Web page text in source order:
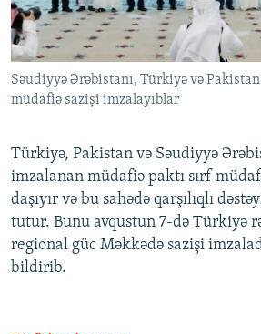
Səudiyyə Ərəbistanı, Türkiyə və
müdafiə sazişi imzalayıblar
Türkiyə, Pakistan və Səudiyyə
imzalanan müdafiə paktı sırf
daşıyır və bu sahədə qarşılıqlı
tutur. Bunu avqustun 7-də Türkiyə
regional güc Məkkədə sazişi
bildirib.